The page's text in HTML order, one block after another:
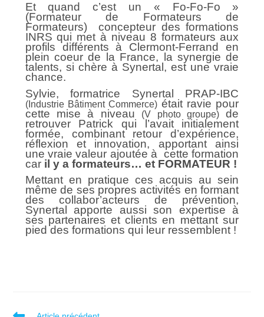
Et quand c’est un « Fo-Fo-Fo »
(Formateur de Formateurs de
Formateurs) concepteur des formations
INRS qui met à niveau 8 formateurs aux
profils différents à Clermont-Ferrand en
plein coeur de la France, la synergie de
talents, si chère à Synertal, est une vraie
chance.
Sylvie,formatrice Synertal PRAP-IBC
(Industrie Bâtiment Commerce) était ravie pour
cette mise à niveau
(V photo groupe)
de
retrouver Patrick qui l’avait initialement
formée, combinant retour d’expérience,
réflexion et innovation, apportant ainsi
une vraie valeur ajoutée à cette formation
car il y a formateurs… et FORMATEUR !
Mettant en pratique ces acquis au sein
même de ses propres activités en formant
des collabor’acteurs de prévention,
Synertal apporte aussi son expertise à
ses partenaires et clients en mettant sur
pied des formations qui leur ressemblent !
Read